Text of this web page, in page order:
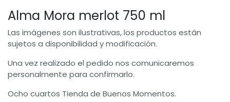
Alma Mora merlot 750 ml
Las imágenes son ilustrativas, los productos están
sujetos a disponibilidad y modificación.
Una vez realizado el pedido nos comunicaremos
personalmente para confirmarlo.
Ocho cuartos Tienda de Buenos Momentos.